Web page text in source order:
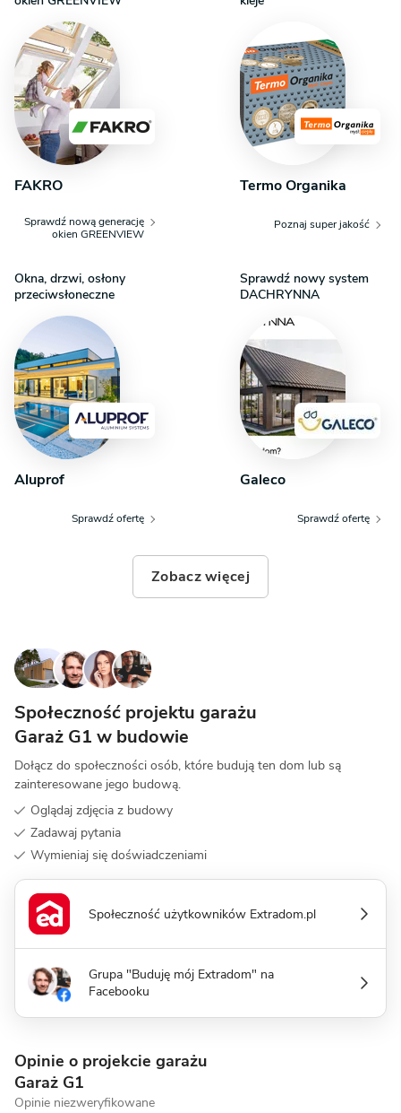
FAKRO
Sprawdź nową generację
okien GREENVIEW
Termo Organika
Poznaj super jakość
Okna, drzwi, osłony
przeciwsłoneczne
Aluprof
Sprawdź ofertę
Sprawdź nowy system
DACHRYNNA
Galeco
Sprawdź ofertę
Zobacz więcej
Społeczność projektu garażu
Garaż G1 w budowie
Dołącz do społeczności osób, które budują ten dom lub są
zainteresowane jego budową.
Oglądaj zdjęcia z budowy
Zadawaj pytania
Wymieniaj się doświadczeniami
Społeczność użytkowników Extradom.pl
Grupa "Buduję mój Extradom" na
Facebooku
Opinie o projekcie garażu
Garaż G1
Opinie niezweryfikowane